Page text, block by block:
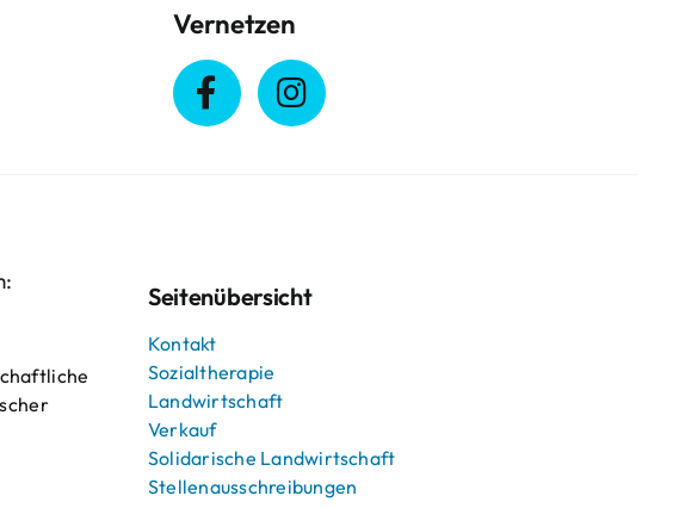
Vernetzen
Seitenübersicht
Kontakt
Sozialtherapie
Landwirtschaft
Verkauf
Solidarische Landwirtschaft
Stellenausschreibungen